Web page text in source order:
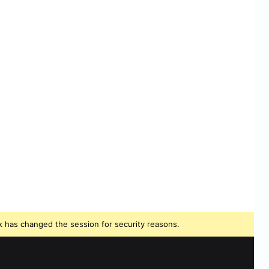
has changed the session for security reasons.